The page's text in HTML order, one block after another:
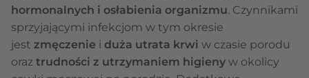
hormonalnych i osłabienia organizmu. Czynnikami
sprzyjającymi infekcjom w tym okresie
jest zmęczenie i duża utrata krwi w czasie porodu
oraz trudności z utrzymaniem higieny w okolicy